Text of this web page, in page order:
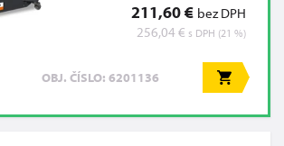
211,60 € bez DPH
256,04 € s DPH (21 %)
OBJ. ČÍSLO: 6201136